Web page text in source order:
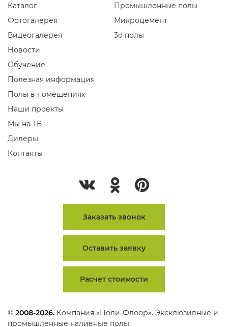
Каталог
Фотогалерея
Видеогалерея
Новости
Обучение
Полезная информация
Полы в помещениях
Наши проекты
Мы на ТВ
Дилеры
Контакты
Промышленные полы
Микроцемент
3d полы
Заказать звонок
Оставить заявку
Расчет стоимости
© 2008-2026. Компания «Поли-Флоор». Эксклюзивные и
промышленные наливные полы.